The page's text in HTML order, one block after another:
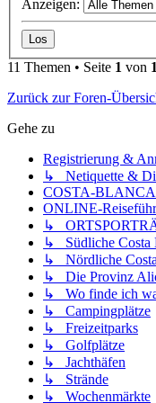
Anzeigen:
11 Themen • Seite 1 von
Zurück zur Foren-
Gehe zu
Registrierung &
↳ Netiquette &
COSTA-
ONLINE-
↳
↳ Südliche Costa
↳ Nördliche
↳ Die Provinz
↳ Wo finde ich
↳ Campingplätze
↳ Freizeitparks
↳ Golfplätze
↳ Jachthäfen
↳ Strände
↳ Wochenmärkte